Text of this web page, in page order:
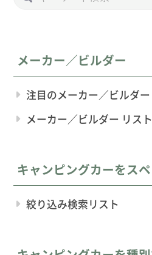
メーカー／ビルダー
注目のメーカー／ビルダー
メーカー／ビルダー リスト
キャンピングカーをス
絞り込み検索リスト